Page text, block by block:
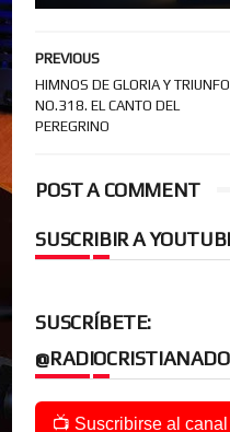
PREVIOUS
HIMNOS DE GLORIA Y TRIUNFO
NO.318. EL CANTO DEL
PEREGRINO
POST A COMMENT
SUSCRIBIR A
SUSCRÍBETE:
📺 Suscribirse al canal